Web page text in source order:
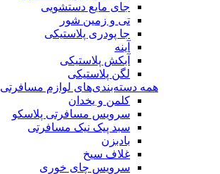
جای مایع دستشویی
تی و زمین شور
جا پودری پلاستیکی
آینه
آبکش پلاستیکی
لگن پلاستیکی
همه دسته‌بندی‌های لوازم مسافرتی
کلمن و یخدان
سرویس مسافرتی پلاسکو
سبد پیک نیک مسافرتی
بادبزن
غلاف سیخ
سرویس چای خوری